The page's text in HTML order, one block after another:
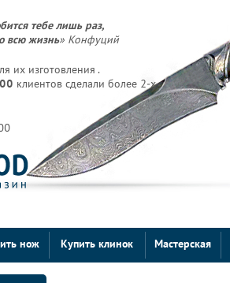
тебе лишь раз,
всю жизнь» Конфуций
их изготовления .
клиентов сделали более 2-х
нож Купить клинок Мастерская